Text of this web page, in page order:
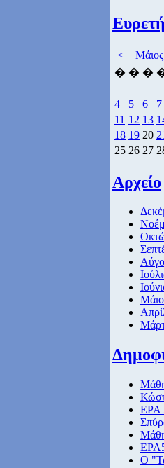
<
� � �
4
5 6 7
11 12 13
18 19 20
25 26 27
Αρχείο
ΕΡΑ
Ο